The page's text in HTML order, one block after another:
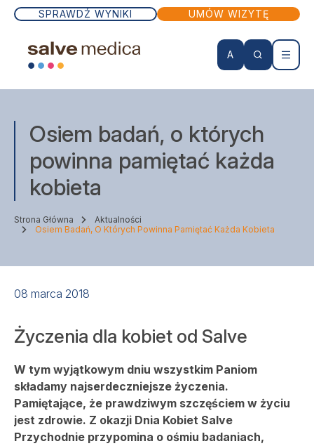
SPRAWDŹ WYNIKI UMÓW WIZYTĘ
A
Wizyty lekarskie
Badania
Zabiegi
Lekarze
Porody
Dla firm
Osiem badań, o których
powinna pamiętać każda
kobieta
Strona Główna
Aktualności
Osiem Badań, O Których Powinna Pamiętać Każda Kobieta
08 marca 2018
Życzenia dla kobiet od Salve
W tym wyjątkowym dniu wszystkim Paniom
składamy najserdeczniejsze życzenia.
Pamiętające, że prawdziwym szczęściem w życiu
jest zdrowie. Z okazji Dnia Kobiet Salve
Przychodnie przypomina o ośmiu badaniach,